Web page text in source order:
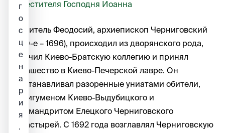
Крестителя Господня Иоанна
Святитель Феодосий, архиепископ Черниговский
(1630-е – 1696), происходил из дворянского рода,
окончил Киево-Братскую коллегию и принял
монашество в Киево-Печерской лавре. Он
восстанавливал разоренные униатами обители,
был игуменом Киево-Выдубицкого и
архимандритом Елецкого Черниговского
монастырей. С 1692 года возглавлял Черниговскую
г
о
с
ц
е
н
а
р
и
я
.